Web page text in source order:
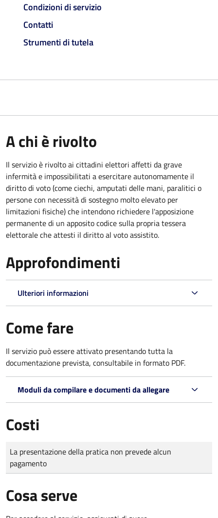
Condizioni di servizio
Contatti
Strumenti di tutela
A chi è rivolto
Il servizio è rivolto ai cittadini elettori affetti da grave
infermità e impossibilitati a esercitare autonomamente il
diritto di voto (come ciechi, amputati delle mani, paralitici o
persone con necessità di sostegno molto elevato per
limitazioni fisiche) che intendono richiedere l'apposizione
permanente di un apposito codice sulla propria tessera
elettorale che attesti il diritto al voto assistito.
Approfondimenti
Ulteriori informazioni
Come fare
Il servizio può essere attivato presentando tutta la
documentazione prevista, consultabile in formato PDF.
Moduli da compilare e documenti da allegare
Costi
Tipo di pagamento
Importo
La presentazione della pratica non prevede alcun
pagamento
Cosa serve